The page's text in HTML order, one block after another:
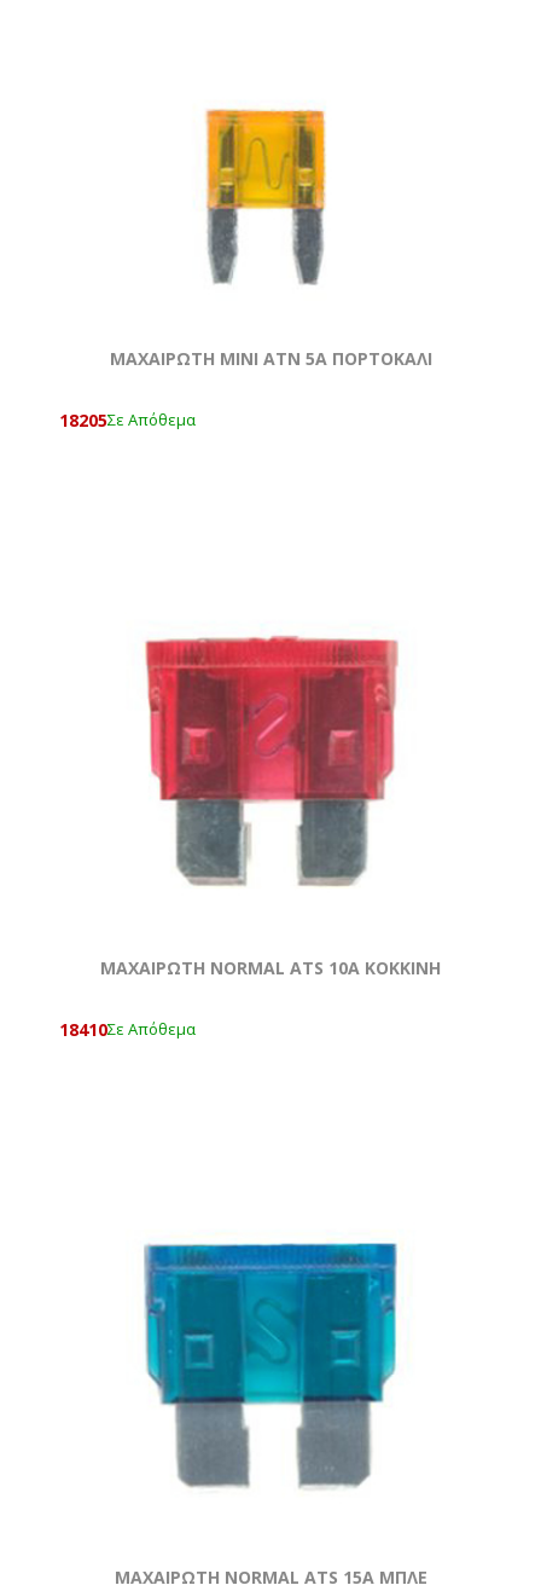
ΜΑΧΑΙΡΩΤΗ ΜΙΝΙ ATN 5Α ΠΟΡΤΟΚΑΛΙ
18205Σε Απόθεμα
ΜΑΧΑΙΡΩΤΗ NORMAL ATS 10A KOKKΙΝΗ
18410Σε Απόθεμα
ΜΑΧΑΙΡΩΤΗ NORMAL ATS 15A ΜΠΛΕ